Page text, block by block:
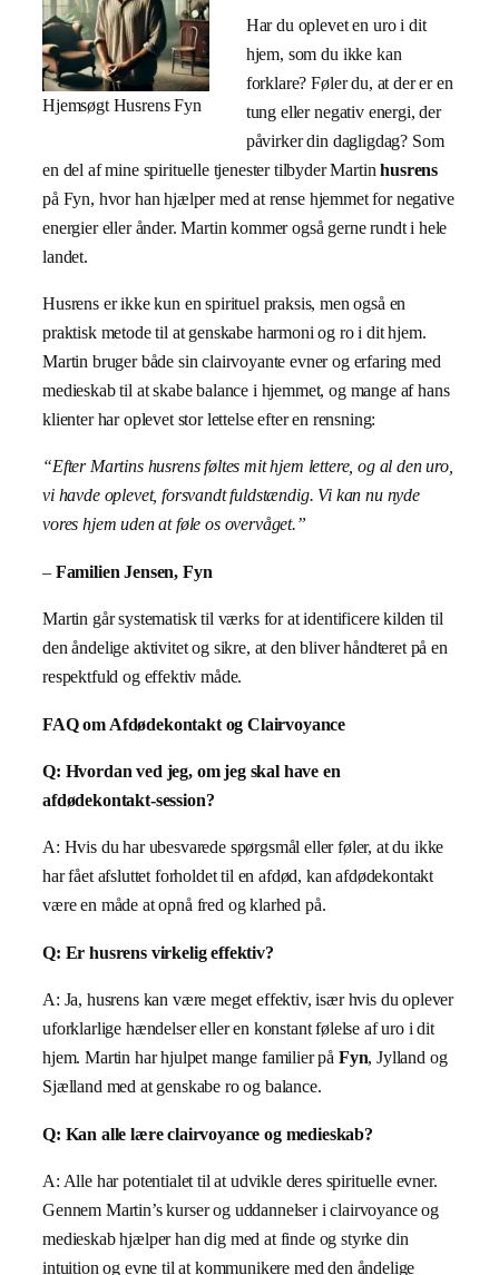
Hjemsøgt Husrens Fyn
Har du oplevet en uro i dit
hjem, som du ikke kan
forklare? Føler du, at der er en
tung eller negativ energi, der
påvirker din dagligdag? Som
en del af mine spirituelle tjenester tilbyder Martinhusrens
på Fyn, hvor han hjælper med at rense hjemmet for negative
energier eller ånder. Martin kommer også gerne rundt i hele
landet.
Husrens er ikke kun en spirituel praksis, men også en
praktisk metode til at genskabe harmoni og ro i dit hjem.
Martin bruger både sin clairvoyante evner og erfaring med
medieskab til at skabe balance i hjemmet, og mange af hans
klienter har oplevet stor lettelse efter en rensning:
“Efter Martins husrens føltes mit hjem lettere, og al den uro,
vi havde oplevet, forsvandt fuldstændig. Vi kan nu nyde
vores hjem uden at føle os overvåget.”
– Familien Jensen, Fyn
Martin går systematisk til værks for at identificere kilden til
den åndelige aktivitet og sikre, at den bliver håndteret på en
respektfuld og effektiv måde.
FAQ om Afdødekontakt og Clairvoyance
Q: Hvordan ved jeg, om jeg skal have en
afdødekontakt-session?
A: Hvis du har ubesvarede spørgsmål eller føler, at du ikke
har fået afsluttet forholdet til en afdød, kan afdødekontakt
være en måde at opnå fred og klarhed på.
Q: Er husrens virkelig effektiv?
A: Ja, husrens kan være meget effektiv, især hvis du oplever
uforklarlige hændelser eller en konstant følelse af uro i dit
hjem. Martin har hjulpet mange familier på Fyn, Jylland og
Sjælland med at genskabe ro og balance.
Q: Kan alle lære clairvoyance og medieskab?
A: Alle har potentialet til at udvikle deres spirituelle evner.
Gennem Martin’s kurser og uddannelser i clairvoyance og
medieskab hjælper han dig med at finde og styrke din
intuition og evne til at kommunikere med den åndelige